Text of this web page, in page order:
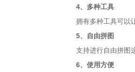
4、多种工具
拥有多种工具可以让
5、自由拼图
支持进行自由拼图这
6、使用方便